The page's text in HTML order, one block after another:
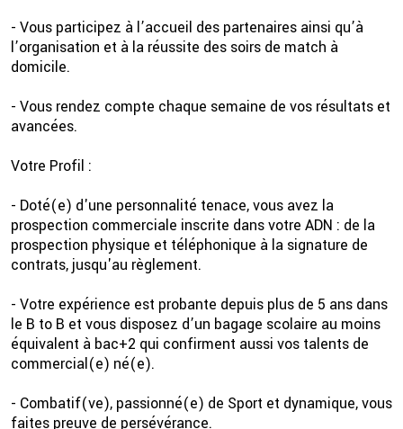
- Vous participez à l’accueil des partenaires ainsi qu’à
l’organisation et à la réussite des soirs de match à
domicile.
- Vous rendez compte chaque semaine de vos résultats et
avancées.
Votre Profil :
- Doté(e) d'une personnalité tenace, vous avez la
prospection commerciale inscrite dans votre ADN : de la
prospection physique et téléphonique à la signature de
contrats, jusqu'au règlement.
- Votre expérience est probante depuis plus de 5 ans dans
le B to B et vous disposez d’un bagage scolaire au moins
équivalent à bac+2 qui confirment aussi vos talents de
commercial(e) né(e).
- Combatif(ve), passionné(e) de Sport et dynamique, vous
faites preuve de persévérance.